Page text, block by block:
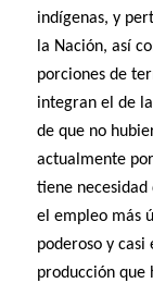
indígenas, y
la Nación, así
porciones de
integran el de
de que no
actualmente
tiene necesidad
el empleo más
poderoso y
producción que